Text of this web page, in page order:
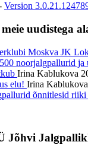
Version
meie uudistega
Moskva JK
noorjalgpallurid ja
Irina Kablukova
elu! Irina Kablukova
õnnitlesid riiki
Jõhvi